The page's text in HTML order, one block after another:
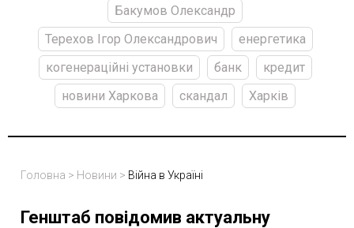
Бакумов Олександр
Терехов Ігор Олександрович
енергетика
когенераційні установки
банк
кредит
новини Харкова
скандал Харків
Головна > Новини > Війна в Україні
Генштаб повідомив актуальну